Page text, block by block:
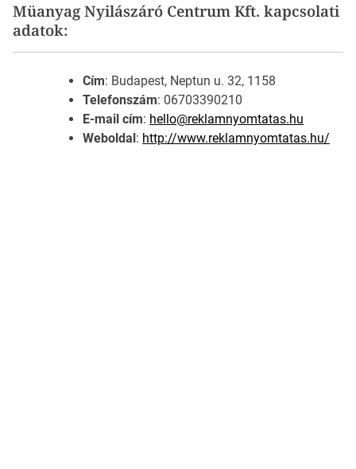
Müanyag Nyilászáró Centrum Kft. kapcsolati
adatok:
Cím: Budapest, Neptun u. 32, 1158
Telefonszám: 06703390210
E-mail cím: hello@reklamnyomtatas.hu
Weboldal : http://www.reklamnyomtatas.hu/